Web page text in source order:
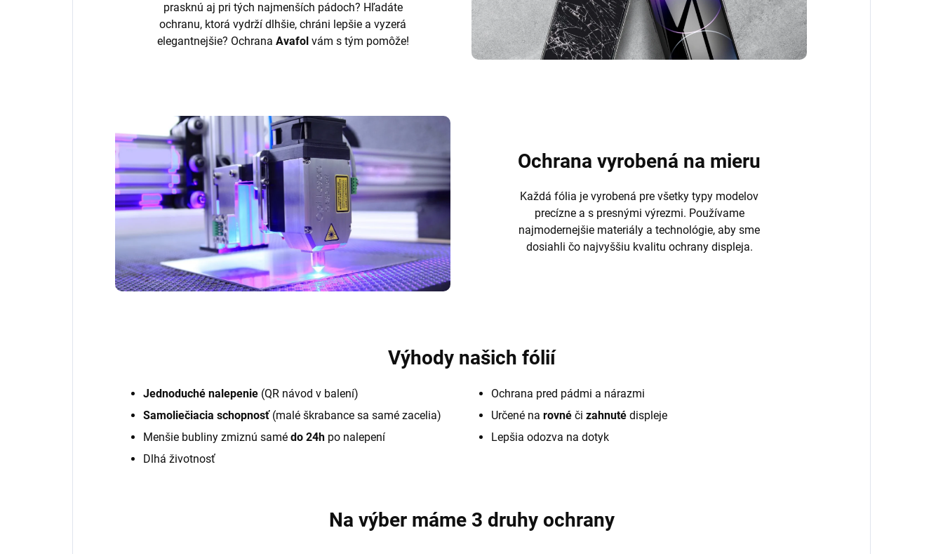
prasknú aj pri tých najmenších pádoch? Hľadáte
ochranu, ktorá vydrží dlhšie, chráni lepšie a vyzerá
elegantnejšie? Ochrana Avafol vám s tým pomôže!
Ochrana vyrobená na mieru
Každá fólia je vyrobená pre všetky typy modelov
precízne a s presnými výrezmi. Používame
najmodernejšie materiály a technológie, aby sme
dosiahli čo najvyššiu kvalitu ochrany displeja.
Výhody našich fólií
Jednoduché nalepenie (QR návod v balení)
Samoliečiacia schopnosť(malé škrabance sa samé zacelia)
Menšie bubliny zmiznú samé do 24h po nalepení
Dlhá životnosť
Ochrana pred pádmi a nárazmi
Určené na rovné či zahnuté displeje
Lepšia odozva na dotyk
Na výber máme 3 druhy ochrany